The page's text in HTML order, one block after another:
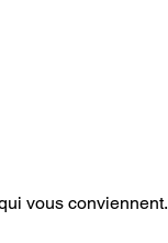
vous conviennent.